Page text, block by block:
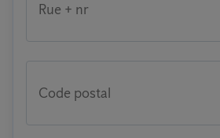
Rue + nr
Code postal